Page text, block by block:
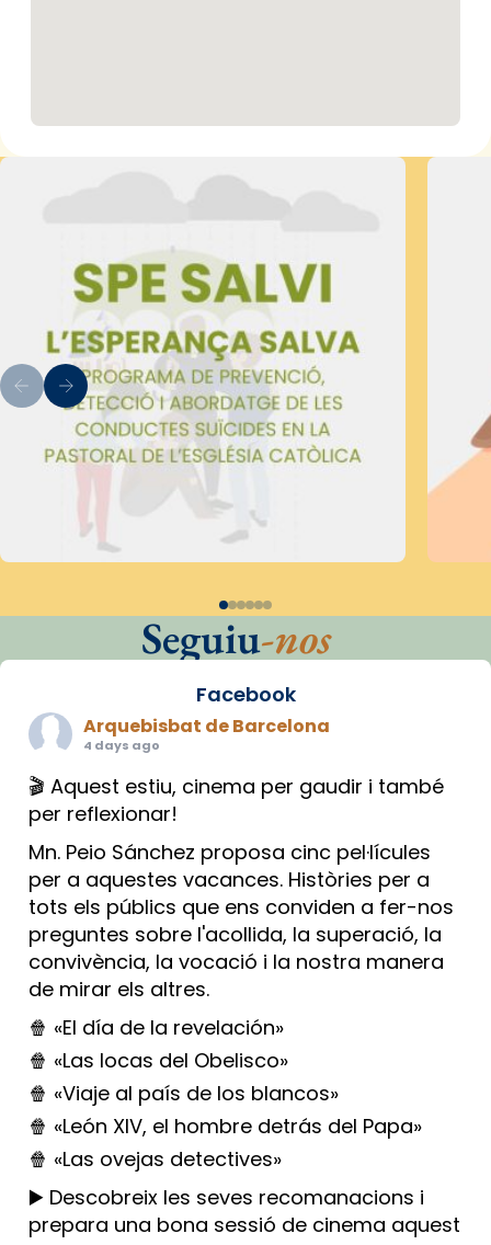
Seguiu-nos
Facebook
Arquebisbat de Barcelona
4 days ago
🎬 Aquest estiu, cinema per gaudir i també
per reflexionar!
Mn. Peio Sánchez proposa cinc pel·lícules
per a aquestes vacances. Històries per a
tots els públics que ens conviden a fer-nos
preguntes sobre l'acollida, la superació, la
convivència, la vocació i la nostra manera
de mirar els altres.
🍿 «El día de la revelación»
🍿 «Las locas del Obelisco»
🍿 «Viaje al país de los blancos»
🍿 «León XIV, el hombre detrás del Papa»
🍿 «Las ovejas detectives»
▶️ Descobreix les seves recomanacions i
prepara una bona sessió de cinema aquest